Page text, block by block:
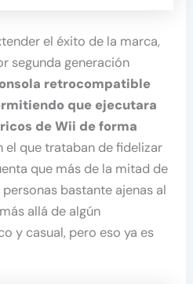
el éxito de la marca,
segunda generación
retrocompatible
que ejecutara
de Wii de forma
que trataban de fidelizar
que más de la mitad de
bastante ajenas al
allá de algún
y casual, pero eso ya es